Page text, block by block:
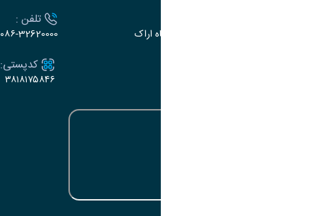
اراک، میدان بسیج، بلوار سردشت، دانشگاه اراک
تلفن :
۰۸۶-32620000
کدپستی:
۳۸۱۸۱۷۵۸۴۶